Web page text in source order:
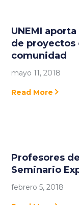
UNEMI
de proyectos
comunidad
mayo 11, 2018
Read More
Profesores
Seminario
febrero 5, 2018